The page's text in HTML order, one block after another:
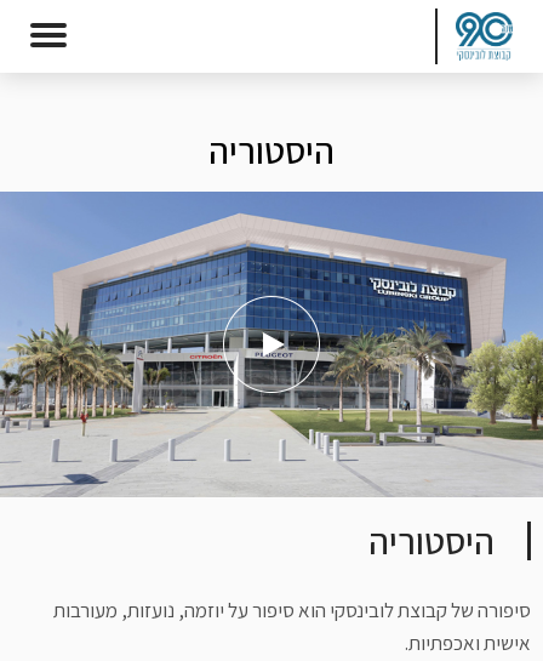
היסטוריה
היסטוריה
סיפורה של קבוצת לובינסקי הוא סיפור על יוזמה, נועזות, מעורבות
אישית ואכפתיות.